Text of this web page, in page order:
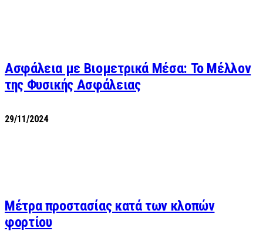
Ασφάλεια με Βιομετρικά Μέσα: Το Μέλλον
της Φυσικής Ασφάλειας
29/11/2024
Μέτρα προστασίας κατά των κλοπών
φορτίου